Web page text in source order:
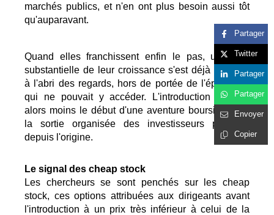
marchés publics, et n'en ont plus besoin aussi tôt
qu'auparavant.
Quand elles franchissent enfin le pas, une part
substantielle de leur croissance s'est déjà produite
à l'abri des regards, hors de portée de l'épargnant
qui ne pouvait y accéder. L'introduction marque
alors moins le début d'une aventure boursière que
la sortie organisée des investisseurs présents
depuis l'origine.
Le signal des cheap stock
Les chercheurs se sont penchés sur les cheap
stock, ces options attribuées aux dirigeants avant
l'introduction à un prix très inférieur à celui de la
Partager
Twitter
Partager
Partager
Envoyer
Copier